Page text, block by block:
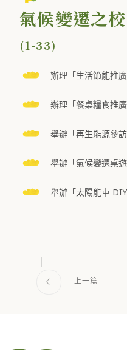
氣候變遷之
(1-33)
辦理「生活節能推
辦理「餐桌糧食推
舉辦「再生能源參
舉辦「氣候變遷桌
舉辦「太陽能車